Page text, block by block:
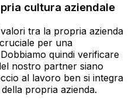
cultura aziendale
tra la propria azienda
per una
quindi verificare
nostro partner siano
al lavoro ben si integra
propria azienda.